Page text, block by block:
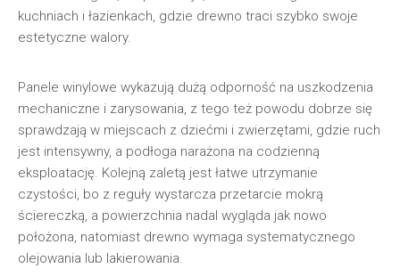
kuchniach i łazienkach, gdzie drewno traci szybko swoje
estetyczne walory.
Panele winylowe wykazują dużą odporność na uszkodzenia
mechaniczne i zarysowania, z tego też powodu dobrze się
sprawdzają w miejscach z dziećmi i zwierzętami, gdzie ruch
jest intensywny, a podłoga narażona na codzienną
eksploatację. Kolejną zaletą jest łatwe utrzymanie
czystości, bo z reguły wystarcza przetarcie mokrą
ściereczką, a powierzchnia nadal wygląda jak nowo
położona, natomiast drewno wymaga systematycznego
olejowania lub lakierowania.